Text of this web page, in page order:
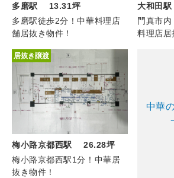
多磨駅 13.31坪
多磨駅徒歩2分！中華料理店
舗居抜き物件！
大和田
門真市
料理店居
居抜き譲渡
梅小路京都西駅 26.28坪
梅小路京都西駅1分！中華居
抜き物件！
中華